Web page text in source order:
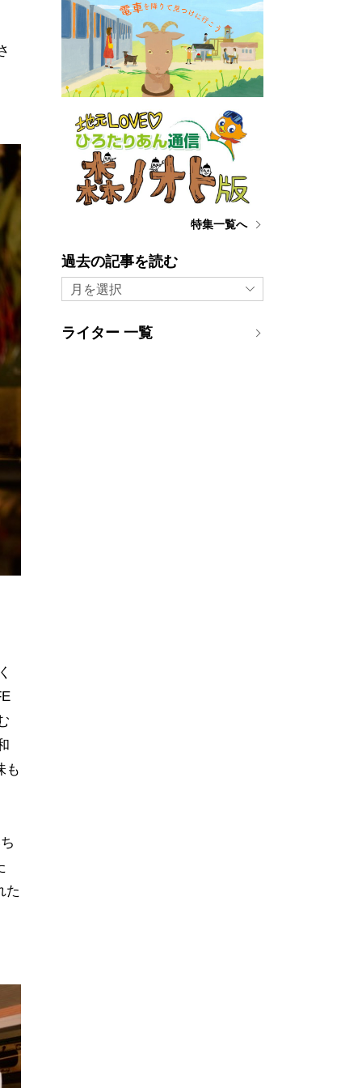
も
た
特集一覧へ
過去の記事を読む
月を選択
ライター 一覧